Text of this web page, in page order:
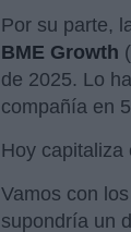
Por su parte,
BME Growth
de 2025. Lo
compañía en
Hoy capitaliza
Vamos con
supondría un